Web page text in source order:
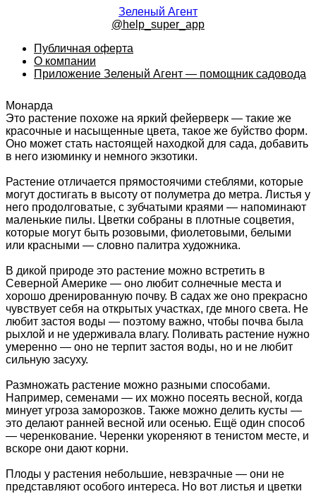
Зеленый Агент
@help_super_app
Публичная оферта
О компании
Приложение Зеленый Агент — помощник садовода
Монарда
Это растение похоже на яркий фейерверк — такие же
красочные и насыщенные цвета, такое же буйство форм.
Оно может стать настоящей находкой для сада, добавить
в него изюминку и немного экзотики.
Растение отличается прямостоячими стеблями, которые
могут достигать в высоту от полуметра до метра. Листья у
него продолговатые, с зубчатыми краями — напоминают
маленькие пилы. Цветки собраны в плотные соцветия,
которые могут быть розовыми, фиолетовыми, белыми
или красными — словно палитра художника.
В дикой природе это растение можно встретить в
Северной Америке — оно любит солнечные места и
хорошо дренированную почву. В садах же оно прекрасно
чувствует себя на открытых участках, где много света. Не
любит застоя воды — поэтому важно, чтобы почва была
рыхлой и не удерживала влагу. Поливать растение нужно
умеренно — оно не терпит застоя воды, но и не любит
сильную засуху.
Размножать растение можно разными способами.
Например, семенами — их можно посеять весной, когда
минует угроза заморозков. Также можно делить кусты —
это делают ранней весной или осенью. Ещё один способ
— черенкование. Черенки укореняют в тенистом месте, и
вскоре они дают корни.
Плоды у растения небольшие, невзрачные — они не
представляют особого интереса. Но вот листья и цветки